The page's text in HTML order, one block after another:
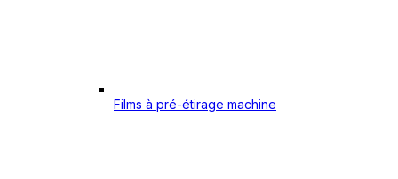
Films à pré-étirage machine